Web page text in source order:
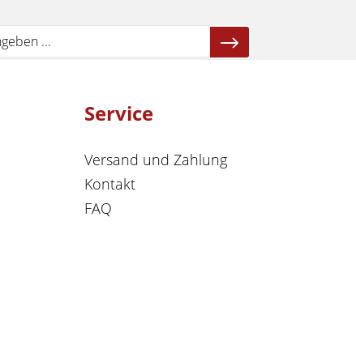
Service
Versand und Zahlung
Kontakt
FAQ